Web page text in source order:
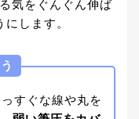
気をぐんぐん伸ば
します。
すぐな線や丸を